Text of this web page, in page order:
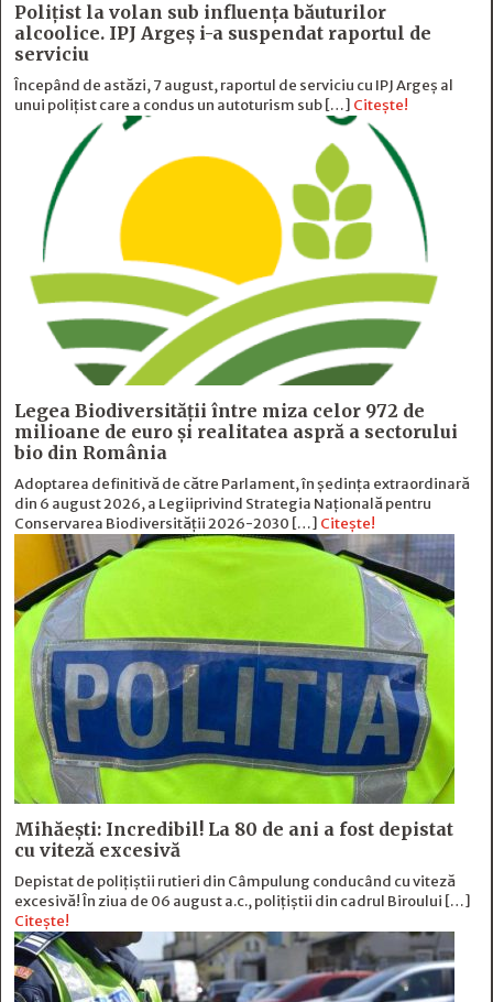
Polițist la volan sub influența băuturilor
alcoolice. IPJ Argeș i-a suspendat raportul de
serviciu
Începând de astăzi, 7 august, raportul de serviciu cu IPJ Argeș al
unui polițist care a condus un autoturism sub […] Citește!
Legea Biodiversității între miza celor 972 de
milioane de euro și realitatea aspră a sectorului
bio din România
Adoptarea definitivă de către Parlament, în ședința extraordinară
din 6 august 2026, a Legiiprivind Strategia Națională pentru
Conservarea Biodiversității 2026-2030 […] Citește!
Mihăești: Incredibil! La 80 de ani a fost depistat
cu viteză excesivă
Depistat de polițiștii rutieri din Câmpulung conducând cu viteză
excesivă! În ziua de 06 august a.c., polițiștii din cadrul Biroului […]
Citește!